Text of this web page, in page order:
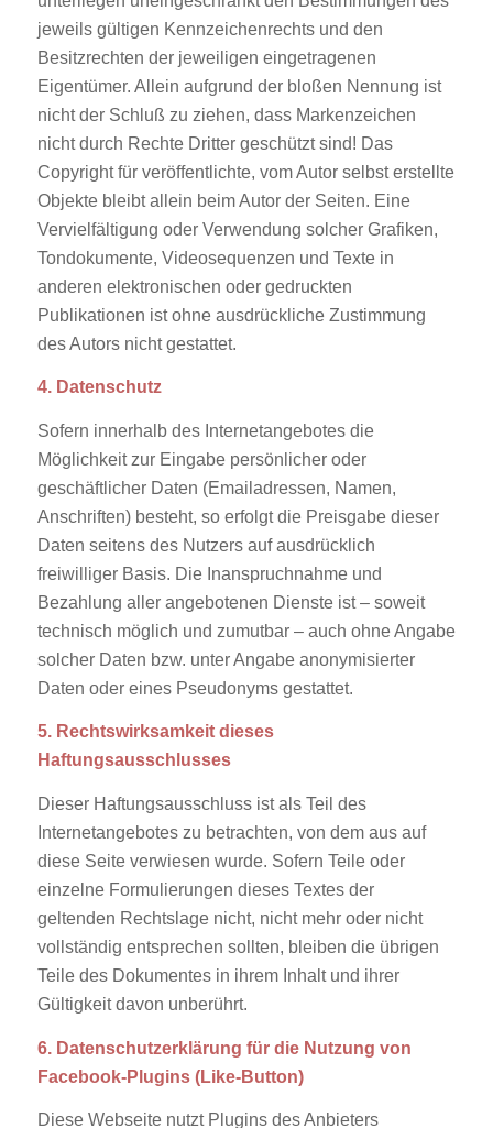
jeweils gültigen Kennzeichenrechts und den
Besitzrechten der jeweiligen eingetragenen
Eigentümer. Allein aufgrund der bloßen Nennung ist
nicht der Schluß zu ziehen, dass Markenzeichen
nicht durch Rechte Dritter geschützt sind! Das
Copyright für veröffentlichte, vom Autor selbst erstellte
Objekte bleibt allein beim Autor der Seiten. Eine
Vervielfältigung oder Verwendung solcher Grafiken,
Tondokumente, Videosequenzen und Texte in
anderen elektronischen oder gedruckten
Publikationen ist ohne ausdrückliche Zustimmung
des Autors nicht gestattet.
4. Datenschutz
Sofern innerhalb des Internetangebotes die
Möglichkeit zur Eingabe persönlicher oder
geschäftlicher Daten (Emailadressen, Namen,
Anschriften) besteht, so erfolgt die Preisgabe dieser
Daten seitens des Nutzers auf ausdrücklich
freiwilliger Basis. Die Inanspruchnahme und
Bezahlung aller angebotenen Dienste ist – soweit
technisch möglich und zumutbar – auch ohne Angabe
solcher Daten bzw. unter Angabe anonymisierter
Daten oder eines Pseudonyms gestattet.
5. Rechtswirksamkeit dieses
Haftungsausschlusses
Dieser Haftungsausschluss ist als Teil des
Internetangebotes zu betrachten, von dem aus auf
diese Seite verwiesen wurde. Sofern Teile oder
einzelne Formulierungen dieses Textes der
geltenden Rechtslage nicht, nicht mehr oder nicht
vollständig entsprechen sollten, bleiben die übrigen
Teile des Dokumentes in ihrem Inhalt und ihrer
Gültigkeit davon unberührt.
6. Datenschutzerklärung für die Nutzung von
Facebook-Plugins (Like-Button)
Diese Webseite nutzt Plugins des Anbieters